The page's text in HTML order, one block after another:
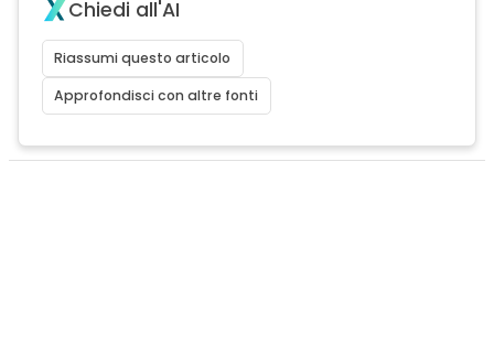
Chiedi all'AI
Riassumi questo articolo
Approfondisci con altre fonti